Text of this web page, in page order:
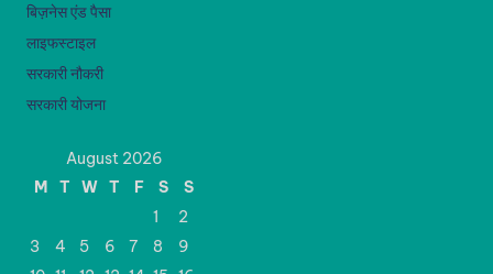
बिज़नेस एंड पैसा
लाइफस्टाइल
सरकारी नौकरी
सरकारी योजना
August 2026
M
T W T F S
S
1
2
3
4 5 6 7 8
9